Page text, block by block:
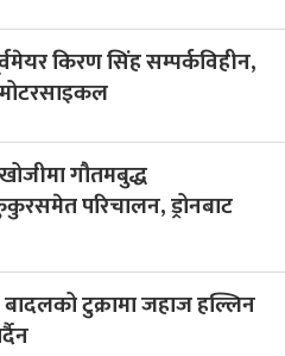
किरण सिंह सम्पर्कविहीन,
गौतमबुद्ध
परिचालन, ड्रोनबाट
बादलको टुक्रामा जहाज हल्लिन